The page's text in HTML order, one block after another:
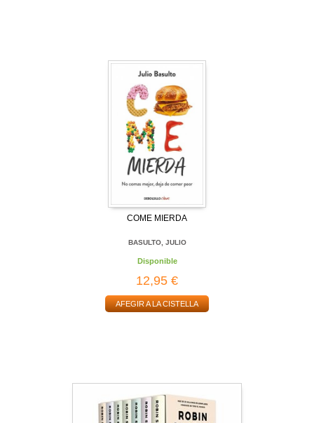
COME MIERDA
BASULTO, JULIO
Disponible
12,95 €
AFEGIR A LA CISTELLA